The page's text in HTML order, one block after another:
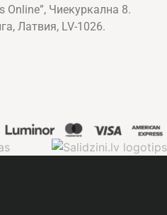
Online”, Чиекуркална 8.
Латвия, LV-1026.